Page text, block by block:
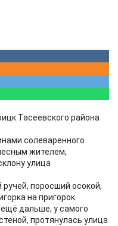
Тасеевского района
солеваренного
жителем,
улица
поросший осокой,
на пригорок
дальше, у самого
протянулась улица